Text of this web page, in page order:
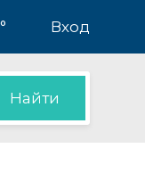
Вход
Найти